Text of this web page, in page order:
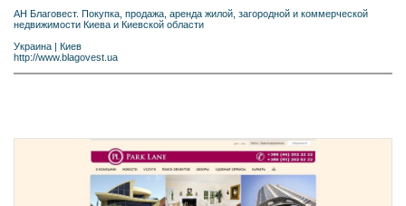
АН Благовест. Покупка, продажа, аренда жилой, загородной и коммерческой
недвижимости Киева и Киевской области
Украина | Киев
http://www.blagovest.ua